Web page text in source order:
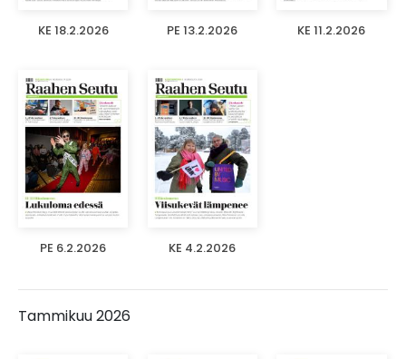
KE 18.2.2026 PE 13.2.2026 KE 11.2.2026
PE 6.2.2026 KE 4.2.2026
Tammikuu 2026